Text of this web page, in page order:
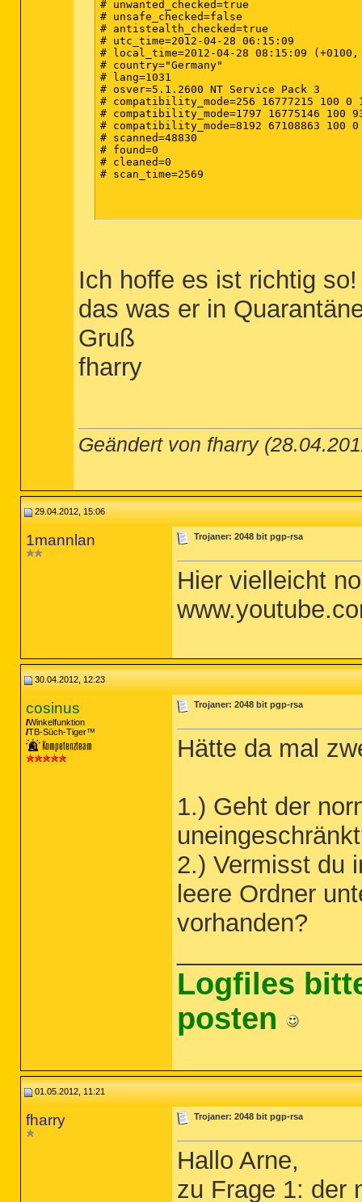
C:\System Volume
C:\System Volume
C:\System Volume
C:\System Volume
C:\System Volume
C:\System Volume
(Ende)
# unwanted_checked=true
# unsafe_checked=false
# antistealth_checked=true
# utc_time=2012-04-28 06:15:09
# local_time=2012-04-28 08:15:09 (+0100,
# country="Germany"
# lang=1031
# osver=5.1.2600 NT Service Pack 3
# compatibility_mode=256 16777215 100 0
# compatibility_mode=1797 16775146 100
# compatibility_mode=8192 67108863 100
# scanned=48830
# found=0
# cleaned=0
# scan_time=2569
Ich hoffe es ist richtig so!
das was er in
Gruß
fharry
Geändert von fharry
29.04.2012, 15:06
1mannlan Trojaner: 2048 bit pgp-rsa
Hier vielleicht
30.04.2012, 12:23
cosinus
Winkelfunktion
TB-Süch-Tiger™
Trojaner: 2048 bit pgp-rsa
Hätte da mal
1.) Geht der
2.) Vermisst du
leere Ordner
vorhanden?
Logfiles
posten
01.05.2012, 11:21
fharry Trojaner: 2048 bit pgp-rsa
Hallo Arne,
zu Frage 1: der